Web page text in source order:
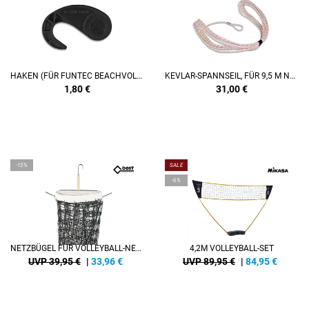
HAKEN (FÜR FUNTEC BEACHVOLLEYBALL-SETS)
1,80€
KEVLAR-SPANNSEIL, FÜR 9,5 M NETZ/PERMANENT
31,00€
-15%
NETZBÜGEL FÜR VOLLEYBALL-NETZ
UVP 39,95 € | 33,96€
SALE
-6%
4,2M VOLLEYBALL-SET
UVP 89,95 € | 84,95€